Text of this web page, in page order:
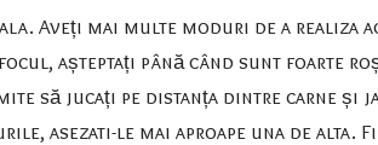
Aveți mai multe moduri de a
așteptați până când sunt foarte
să jucați pe distanța dintre carne și
asezati-le mai aproape una de alta.